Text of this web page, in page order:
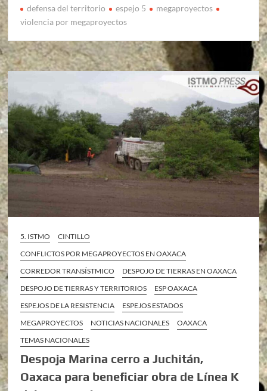
defensa del territorio
espejo 5
megaproyectos
violencia por megaproyectos
5. ISTMO
CINTILLO
CONFLICTOS POR MEGAPROYECTOS EN OAXACA
CORREDOR TRANSÍSTMICO
DESPOJO DE TIERRAS EN OAXACA
DESPOJO DE TIERRAS Y TERRITORIOS
ESP OAXACA
ESPEJOS DE LA RESISTENCIA
ESPEJOS ESTADOS
MEGAPROYECTOS
NOTICIAS NACIONALES
OAXACA
TEMAS NACIONALES
Despoja Marina cerro a Juchitán,
Oaxaca para beneficiar obra de Línea K